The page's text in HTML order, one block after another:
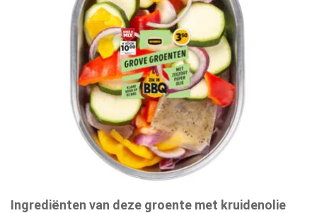
Ingrediënten van deze groente met kruidenolie